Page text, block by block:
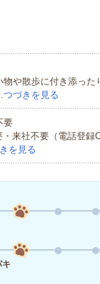
や散歩に付き添った
つづきを見る
要
来社不要（電話登録
を見る
キ